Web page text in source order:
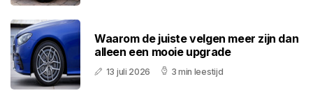
Waarom de juiste velgen meer zijn dan
alleen een mooie upgrade
13 juli 2026 3 min leestijd